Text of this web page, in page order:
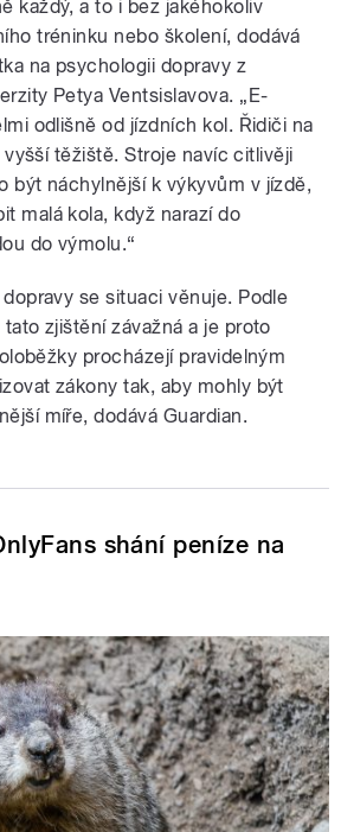
každý, a to i bez jakéhokoliv
tréninku nebo školení, dodává
na psychologii dopravy z
Petya Ventsislavova. „E-
odlišně od jízdních kol. Řidiči na
těžiště. Stroje navíc citlivěji
být náchylnější k výkyvům v jízdě,
malá kola, když narazí do
do výmolu.“
se situaci věnuje. Podle
zjištění závažná a je proto
procházejí pravidelným
zákony tak, aby mohly být
míře, dodává Guardian.
shání peníze na